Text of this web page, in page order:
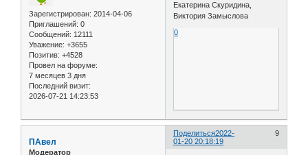
Зарегистрирован: 2014-04-06
Приглашений: 0
Сообщений: 12111
Уважение: +3655
Позитив: +4528
Провел на форуме:
7 месяцев 3 дня
Последний визит:
2026-07-21 14:23:53
Екатерина Скуридина,
Виктория Замыслова
0
Поделиться 9
2022-
01-20 20:18:19
ПАвел
Модератор